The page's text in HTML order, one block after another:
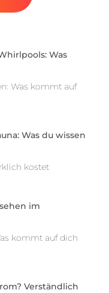
Was
Was kommt auf
Was du wissen
kostet
im
kommt auf dich
Verständlich